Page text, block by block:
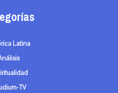
Latina
TV